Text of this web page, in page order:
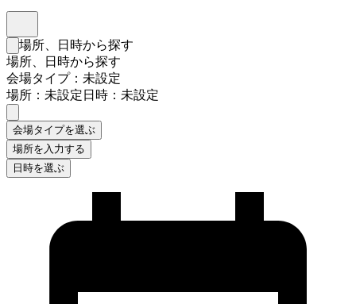
検索フォームを閉じる
場所、日時から探す
場所、日時から探す
会場タイプ：未設定
場所：未設定日時：未設定
会場タイプを選ぶ
場所を入力する
日時を選ぶ